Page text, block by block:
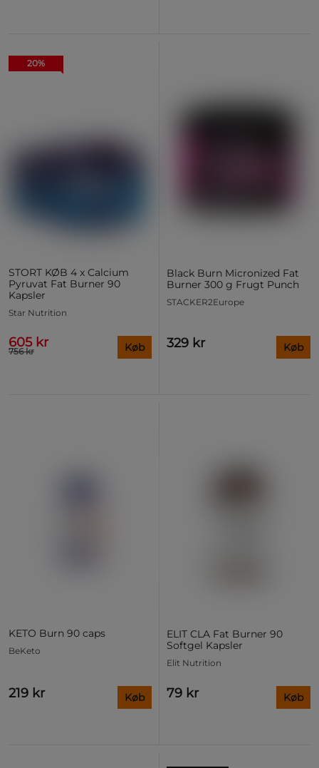
20%
STORT KØB 4 x Calcium
Pyruvat Fat Burner 90
Kapsler
Star Nutrition
605 kr
756 kr Køb
Black Burn Micronized Fat
Burner 300 g Frugt Punch
STACKER2Europe
329 kr Køb
KETO Burn 90 caps
BeKeto
219 kr Køb
ELIT CLA Fat Burner 90
Softgel Kapsler
Elit Nutrition
79 kr Køb